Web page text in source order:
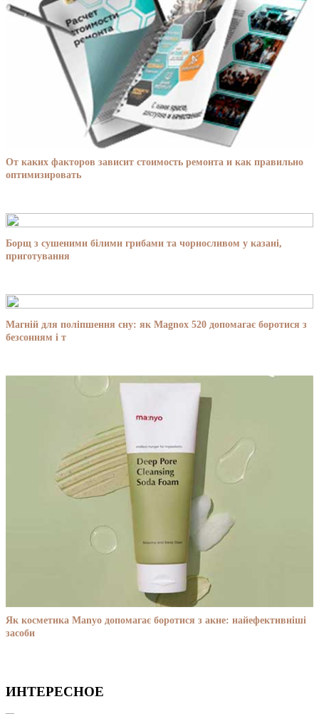
От каких факторов зависит стоимость ремонта и как правильно
оптимизировать
Борщ з сушеними білими грибами та чорносливом у казані,
приготування
Магній для поліпшення сну: як Magnox 520 допомагає боротися з
безсонням і т
Як косметика Manyo допомагає боротися з акне: найефективніші
засоби
ИНТЕРЕСНОЕ